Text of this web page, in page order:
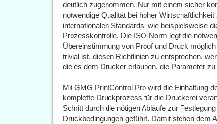
deutlich zugenommen. Nur mit einem sicher
notwendige Qualität bei hoher
internationalen Standards, wie beispielsweise
Prozesskontrolle. Die ISO-Norm legt die
Übereinstimmung von Proof und Druck
trivial ist, diesen Richtlinien zu entsprechen,
die es dem Drucker erlauben, die Parameter zu
Mit GMG PrintControl Pro wird die Einhaltung
komplette Druckprozess für die Druckerei
Schritt durch die nötigen Abläufe zur
Druckbedingungen geführt. Damit stehen dem